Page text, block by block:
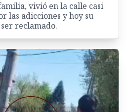
vivió en la calle casi
las adicciones y hoy su
reclamado.